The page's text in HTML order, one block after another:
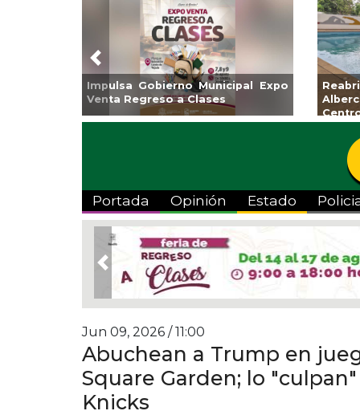
la
Zona
Invita Ayuntamiento de Veracruz
a Temporada de Artes “Escena
Viva”
Previous
Portada Opinión Estado
Previous
Jun 09, 2026 / 11:00
Abuchean a Trump en
Square Garden; lo
Knicks